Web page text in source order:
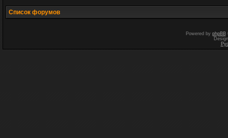
Список форумов
Powered by phpBB